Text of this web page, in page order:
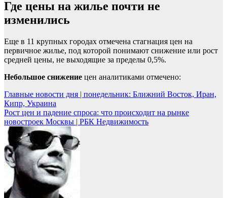
Где цены на жилье почти не
изменились
Еще в 11 крупных городах отмечена стагнация цен на
первичное жилье, под которой понимают снижение или рост
средней цены, не выходящие за пределы 0,5%.
Небольшое снижение цен аналитиками отмечено:
Навигация
по
записям
Главные новости дня | понедельник: Ближний Восток, Иран,
Кипр, Украина
Рост цен и падение спроса: что происходит на рынке
новостроек Москвы | РБК Недвижимость